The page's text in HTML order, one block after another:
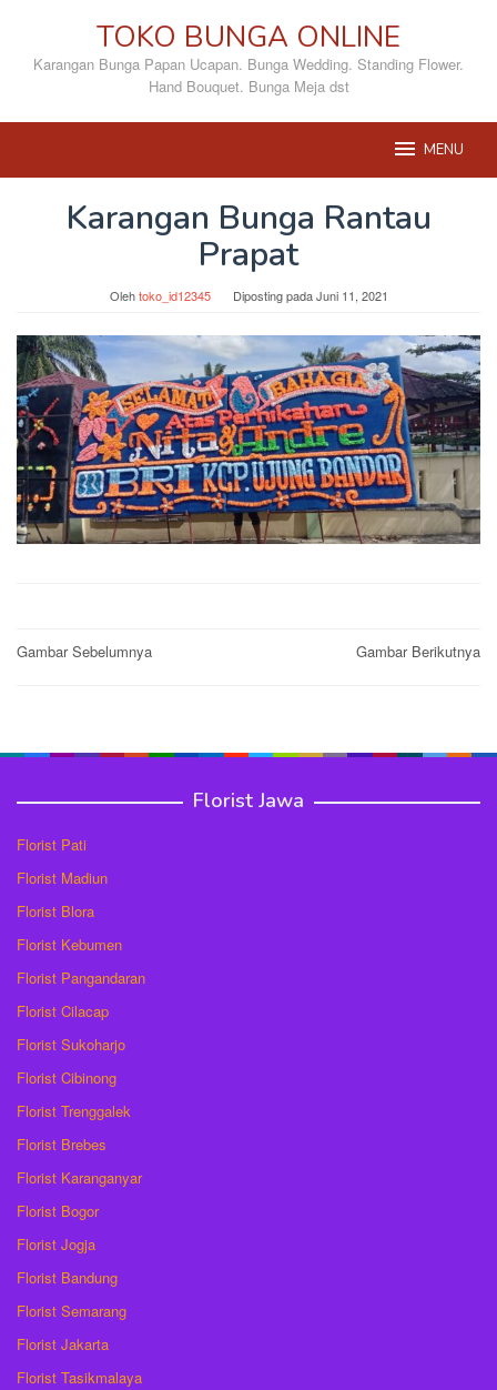
konten
TOKO BUNGA ONLINE
Karangan Bunga Papan Ucapan. Bunga Wedding. Standing Flower.
Hand Bouquet. Bunga Meja dst
MENU
Karangan Bunga Rantau
Prapat
Olehtoko_id12345 Diposting padaJuni 11, 2021
Post
Gambar Sebelumnya Gambar Berikutnya
Florist Jawa
Florist Pati
Florist Madiun
Florist Blora
Florist Kebumen
Florist Pangandaran
Florist Cilacap
Florist Sukoharjo
Florist Cibinong
Florist Trenggalek
Florist Brebes
Florist Karanganyar
Florist Bogor
Florist Jogja
Florist Bandung
Florist Semarang
Florist Jakarta
Florist Tasikmalaya